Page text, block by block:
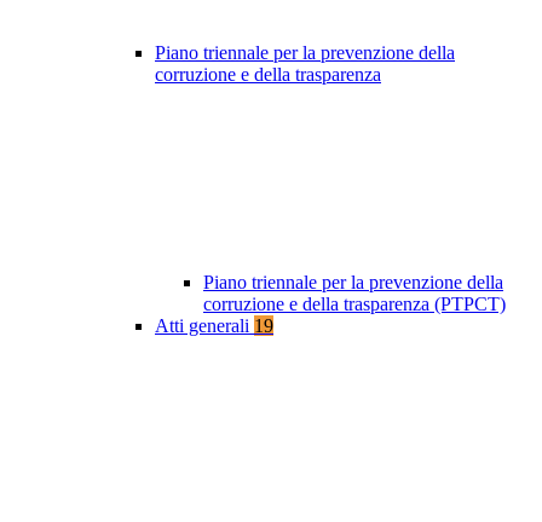
Piano triennale per la prevenzione della
corruzione e della trasparenza
Piano triennale per la prevenzione della
corruzione e della trasparenza (PTPCT)
Atti generali 19